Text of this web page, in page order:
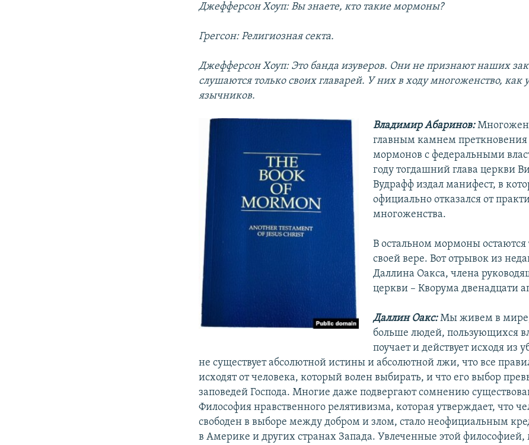
Джефферсон Хоуп: Вы знаете, кто такие мормоны?
Грегсон: Религиозная секта.
Джефферсон Хоуп: Это банда изуверов. Они не признают наших
слушаются только своих главарей. У них в ходу многоженство, как
язычников.
Владимир Абаринов:
главным камнем
мормонов с федеральными
году тогдашний глава церкви
Вудрафф издал манифест, в
официально отказался от
многоженства.
В остальном мормоны остаются
своей вере. Вот отрывок из
Даллина Оакса, члена
церкви – Кворума двенадцати
Даллин Оакс:Мы живем в мире,
больше людей, пользующихся
поучает и действует исходя из
не существует абсолютной истины и абсолютной лжи, что все
исходят от человека, который волен выбирать, и что его выбор
заповедей Господа. Многие даже подвергают сомнению
Философия нравственного релятивизма, которая утверждает, что
свободен в выборе между добром и злом, стало неофициальным
в Америке и других странах Запада. Увлеченные этой философией,